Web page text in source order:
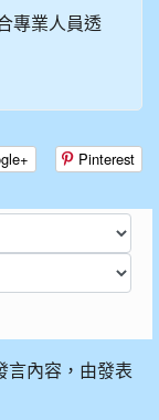
專業人員透
Pinterest
言內容，由發表